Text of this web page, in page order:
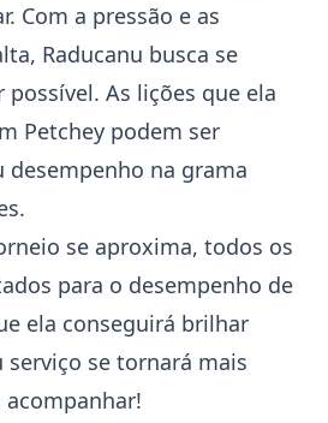
Com a pressão e as
Raducanu busca se
As lições que ela
Petchey podem ser
desempenho na grama
se aproxima, todos os
para o desempenho de
ela conseguirá brilhar
serviço se tornará mais
acompanhar!